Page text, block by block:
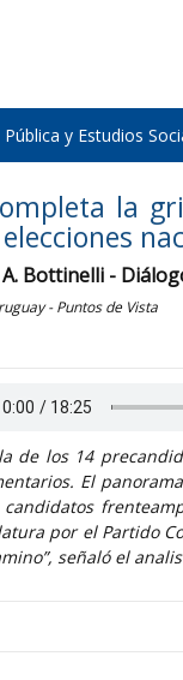
y Estudios
la
Bottinelli -
- Puntos de Vista
de los 14
El
candidatos
por el Partido
señaló el